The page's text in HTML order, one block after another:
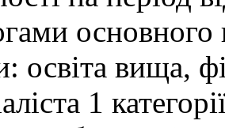
основного
освіта вища,
1